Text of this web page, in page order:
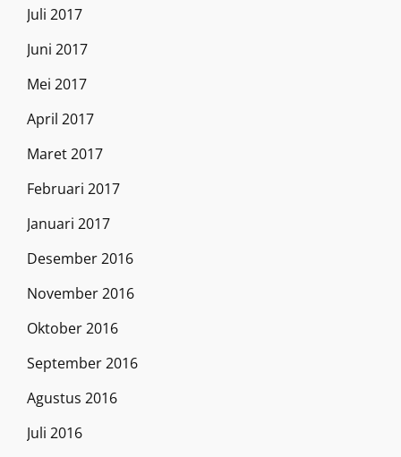
Juli 2017
Juni 2017
Mei 2017
April 2017
Maret 2017
Februari 2017
Januari 2017
Desember 2016
November 2016
Oktober 2016
September 2016
Agustus 2016
Juli 2016